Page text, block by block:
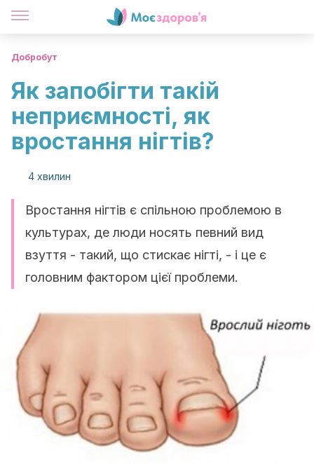
Добробут
Як запобігти такій
неприємності, як
вростання нігтів?
4 хвилин
Вростання нігтів є спільною проблемою в
культурах, де люди носять певний вид
взуття - такий, що стискає нігті, - і це є
головним фактором цієї проблеми.